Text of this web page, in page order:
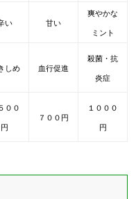
い 甘い
爽やかな
ミント
しめ 血行促進
殺菌・抗
炎症
００
円
７００円
１０００
円